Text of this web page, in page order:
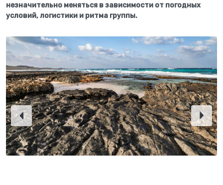
незначительно меняться в зависимости от погодных
условий, логистики и ритма группы.